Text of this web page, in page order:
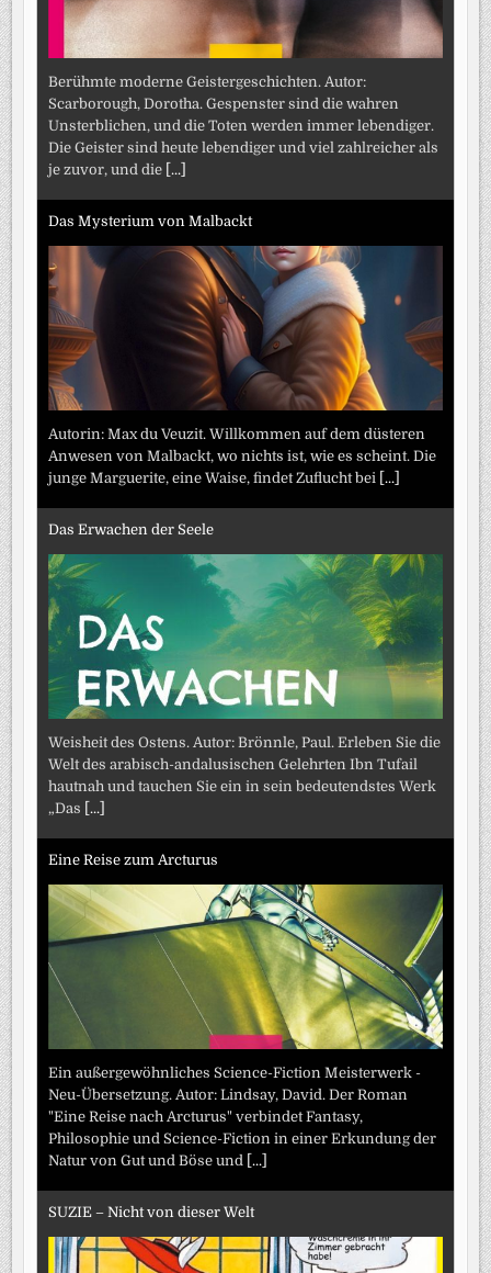
Berühmte moderne Geistergeschichten. Autor:
Scarborough, Dorotha. Gespenster sind die wahren
Unsterblichen, und die Toten werden immer lebendiger.
Die Geister sind heute lebendiger und viel zahlreicher als
je zuvor, und die [...]
Das Mysterium von Malbackt
Autorin: Max du Veuzit. Willkommen auf dem düsteren
Anwesen von Malbackt, wo nichts ist, wie es scheint. Die
junge Marguerite, eine Waise, findet Zuflucht bei [...]
Das Erwachen der Seele
Weisheit des Ostens. Autor: Brönnle, Paul. Erleben Sie die
Welt des arabisch-andalusischen Gelehrten Ibn Tufail
hautnah und tauchen Sie ein in sein bedeutendstes Werk
„Das [...]
Eine Reise zum Arcturus
Ein außergewöhnliches Science-Fiction Meisterwerk -
Neu-Übersetzung. Autor: Lindsay, David. Der Roman
"Eine Reise nach Arcturus" verbindet Fantasy,
Philosophie und Science-Fiction in einer Erkundung der
Natur von Gut und Böse und [...]
SUZIE – Nicht von dieser Welt